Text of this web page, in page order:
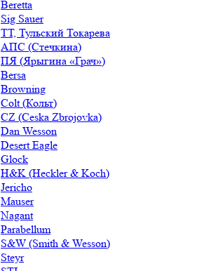
Beretta
Sig Sauer
ТТ, Тульский Токарева
АПС (Стечкина)
ПЯ (Ярыгина «Грач»)
Bersa
Browning
Colt (Кольт)
CZ (Ceska Zbrojovka)
Dan Wesson
Desert Eagle
Glock
H&K (Heckler & Koch)
Jericho
Mauser
Nagant
Parabellum
S&W (Smith & Wesson)
Steyr